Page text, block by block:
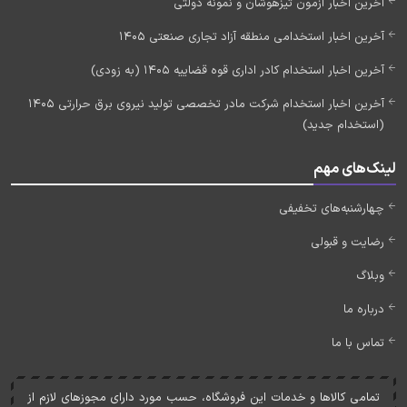
آخرین اخبار استخدامی منطقه آزاد تجاری صنعتی 1405
آخرین اخبار استخدام کادر اداری قوه قضاییه 1405 (به زودی)
آخرین اخبار استخدام شرکت مادر تخصصی تولید نیروی برق حرارتی 1405
(استخدام جدید)
لینک‌های مهم
چهارشنبه‌های تخفیفی
رضایت و قبولی
وبلاگ
درباره ما
تماس با ما
تمامی کالاها و خدمات اين فروشگاه، حسب مورد دارای مجوزهای لازم از